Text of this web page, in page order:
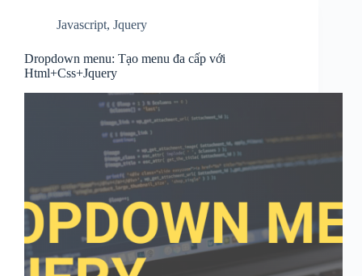
Javascript, Jquery
Dropdown menu: Tạo menu đa cấp với
Html+Css+Jquery